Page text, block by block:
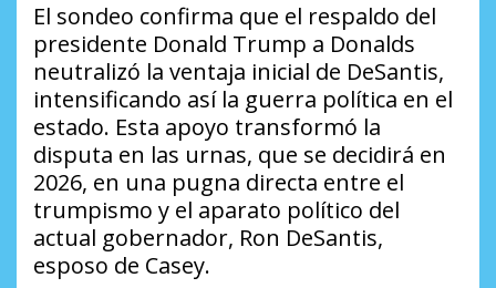
El sondeo confirma que el respaldo del
presidente Donald Trump a Donalds
neutralizó la ventaja inicial de DeSantis,
intensificando así la guerra política en el
estado. Esta apoyo transformó la
disputa en las urnas, que se decidirá en
2026, en una pugna directa entre el
trumpismo y el aparato político del
actual gobernador, Ron DeSantis,
esposo de Casey.